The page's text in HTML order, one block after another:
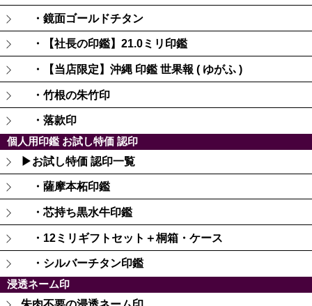
・鏡面ゴールドチタン
・【社長の印鑑】21.0ミリ印鑑
・【当店限定】沖縄 印鑑 世果報 ( ゆがふ )
・竹根の朱竹印
・落款印
個人用印鑑 お試し特価 認印
▶お試し特価 認印一覧
・薩摩本柘印鑑
・芯持ち黒水牛印鑑
・12ミリギフトセット＋桐箱・ケース
・シルバーチタン印鑑
浸透ネーム印